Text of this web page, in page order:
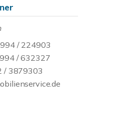
/ 224903
/ 632327
/ 3879303